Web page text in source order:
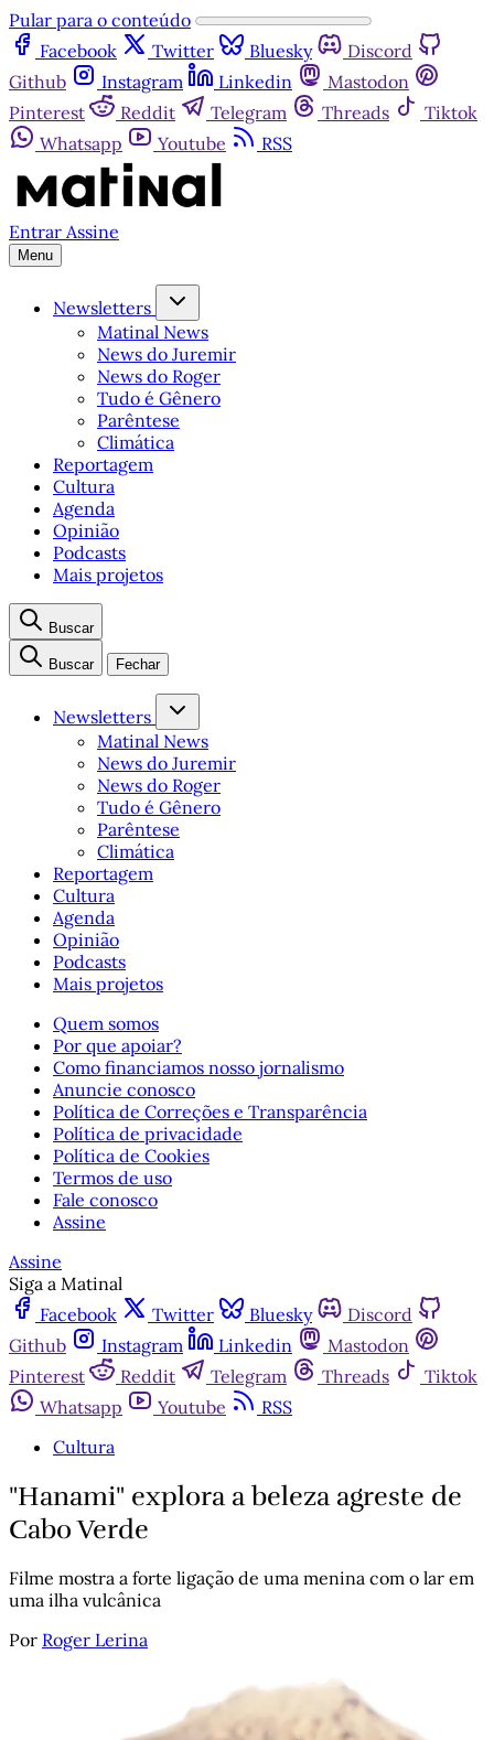
Pular para o conteúdo
Facebook
Twitter Bluesky
Discord
Github
Instagram Linkedin
Mastodon
Pinterest
Reddit Telegram Threads
Tiktok
Whatsapp
Youtube RSS
Entrar Assine
Menu
Newsletters
Matinal News
News do Juremir
News do Roger
Tudo é Gênero
Parêntese
Climática
Reportagem
Cultura
Agenda
Opinião
Podcasts
Mais projetos
Buscar
Buscar Fechar
Newsletters
Matinal News
News do Juremir
News do Roger
Tudo é Gênero
Parêntese
Climática
Reportagem
Cultura
Agenda
Opinião
Podcasts
Mais projetos
Quem somos
Por que apoiar?
Como financiamos nosso jornalismo
Anuncie conosco
Política de Correções e Transparência
Política de privacidade
Política de Cookies
Termos de uso
Fale conosco
Assine
Assine
Siga a Matinal
Facebook
Twitter Bluesky
Discord
Github
Instagram Linkedin
Mastodon
Pinterest
Reddit Telegram Threads
Tiktok
Whatsapp
Youtube
RSS
Cultura
"Hanami" explora a beleza agreste de
Cabo Verde
Filme mostra a forte ligação de uma menina com o lar em
uma ilha vulcânica
Por Roger Lerina